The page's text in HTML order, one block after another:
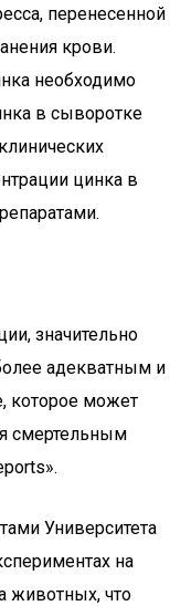
перенесенной
крови.
необходимо
в сыворотке
цинка в
значительно
адекватным и
которое может
смертельным
Университета
на
животных, что